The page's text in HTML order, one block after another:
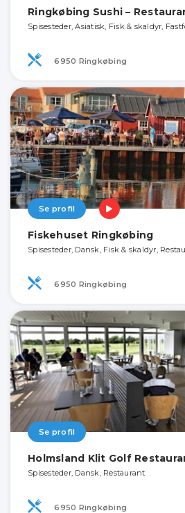
Ringkøbing Sushi –
Spisesteder, Asiatisk, Fisk & skaldyr,
6950 Ringkøbing
Se profil
Fiskehuset Ringkøbing
Spisesteder, Dansk, Fisk & skaldyr,
6950 Ringkøbing
Se profil
Holmsland Klit Golf
Spisesteder, Dansk, Restaurant
6950 Ringkøbing